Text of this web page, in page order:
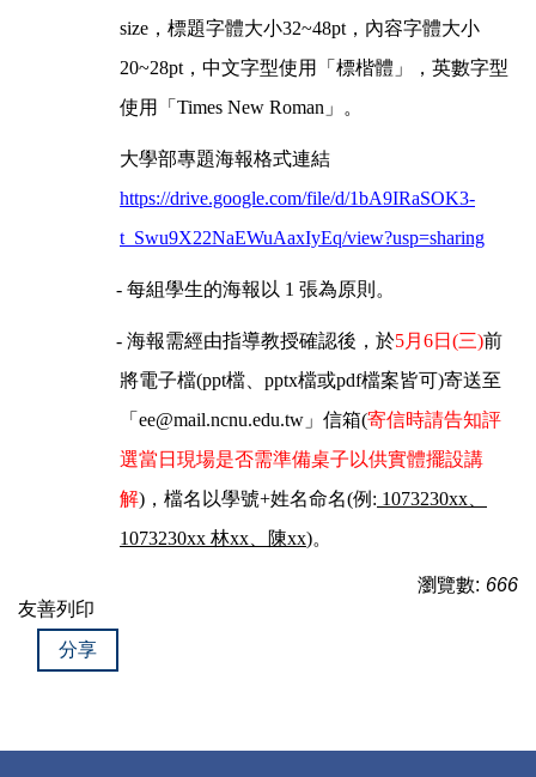
size ，標題字體大小32~48pt ，內容字體大小
20~28pt ，中文字型使用「標楷體」，英數字型
使用「 Times New Roman 」。
大學部專題海報格式連結
https://drive.google.com/file/d/1bA9IRaSOK3-
t_Swu9X22NaEWuAaxIyEq/view?usp=sharing
-每組學生的海報以 1張為原則。
-海報需經由指導教授確認後，於5月6日(三)前
將電子檔(ppt檔、 pptx檔或pdf檔案皆可)寄送至
「 ee@mail.ncnu.edu.tw 」信箱(寄信時請告知評
選當日現場是否需準備桌子以供實體擺設講
解) ，檔名以學號+姓名命名(例 : 1073230xx
1073230xx 林xx 、陳xx)。
瀏覽數: 666
友善列印
分享